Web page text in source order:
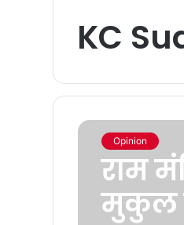
KC
Opinion
राम
मुकुल